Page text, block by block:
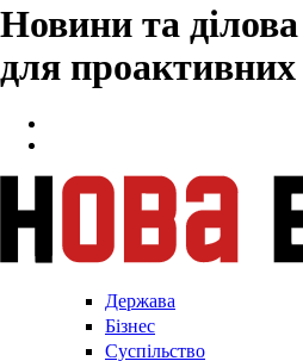
Новини та
для проактивних
Держава
Бізнес
Суспільство